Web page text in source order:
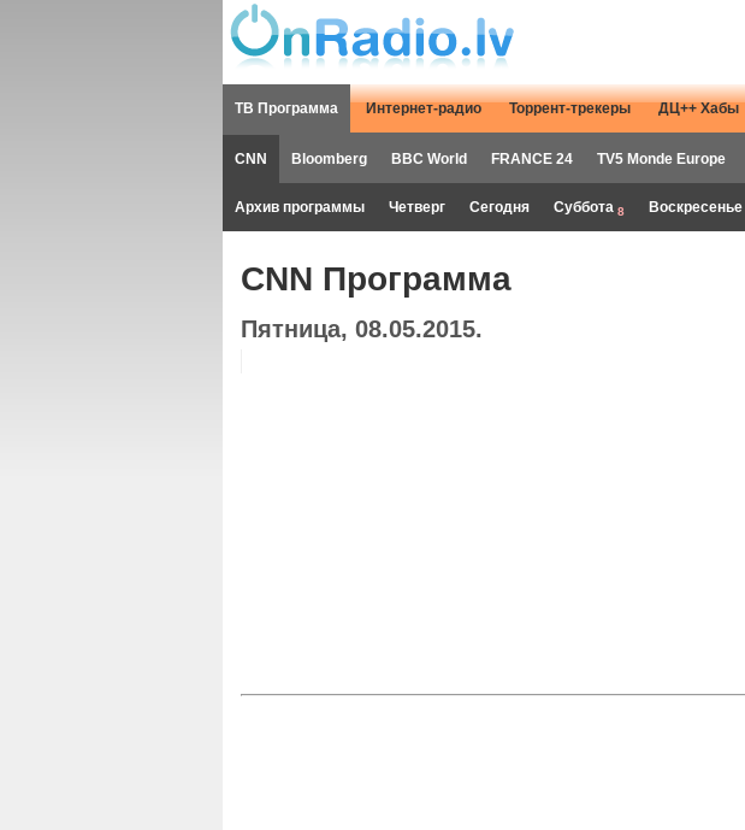
ТВ Программа Интернет-радио Торрент-трекеры ДЦ++ Хабы
CNN Bloomberg BBC World FRANCE 24 TV5 Monde Europe
Архив программы Четверг Сегодня Суббота 8 Воскресенье
CNN Программа
Пятница, 08.05.2015.